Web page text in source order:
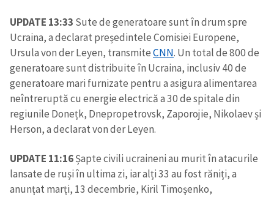
UPDATE 13:33 Sute de generatoare sunt în drum spre
Ucraina, a declarat președintele Comisiei Europene,
Ursula von der Leyen, transmiteCNN. Un total de 800 de
generatoare sunt distribuite în Ucraina, inclusiv 40 de
generatoare mari furnizate pentru a asigura alimentarea
neîntreruptă cu energie electrică a 30 de spitale din
regiunile Donețk, Dnepropetrovsk, Zaporojie, Nikolaev și
Herson, a declarat von der Leyen.
UPDATE 11:16Șapte civili ucraineni au murit în atacurile
lansate de ruși în ultima zi, iar alți 33 au fost răniți, a
anunțat marți, 13 decembrie, Kiril Timoşenko,